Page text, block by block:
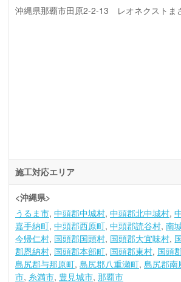
沖縄県那覇市田原2-2-13 レオネクストま
施工対応エリア
<沖縄県>
うるま市 中頭郡中城村 中頭郡北中城村
嘉手納町 中頭郡西原町 中頭郡読谷村 南
今帰仁村 国頭郡国頭村 国頭郡大宜味村
郡恩納村 国頭郡本部町 国頭郡東村 国頭
島尻郡与那原町 島尻郡八重瀬町 島尻郡南
市 糸満市 豊見城市 那覇市